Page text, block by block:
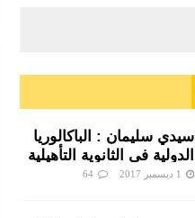
سيدي سليمان : الباكالوريا
الدولية في الثانوية التأهيلية
زينب النفزاوية فوق صفيح
1 ديسمبر 2017 64